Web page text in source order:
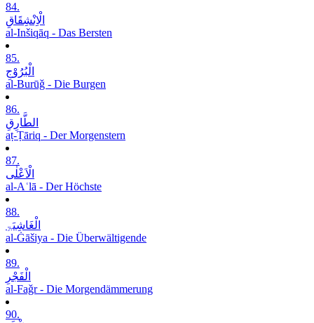
84.
الْاِنْشِقَاقِ
al-Inšiqāq - Das Bersten
85.
الْبُرُوْجِ
al-Burūǧ - Die Burgen
86.
الطَّارِقِ
aṭ-Ṭāriq - Der Morgenstern
87.
الْاَعْلٰی
al-Aʿlā - Der Höchste
88.
الْغَاشِیَۃِ
al-Ġāšiya - Die Überwältigende
89.
الْفَجْرِ
al-Faǧr - Die Morgendämmerung
90.